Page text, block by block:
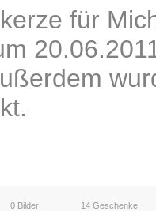
für
0 Bilder 14 Geschenke